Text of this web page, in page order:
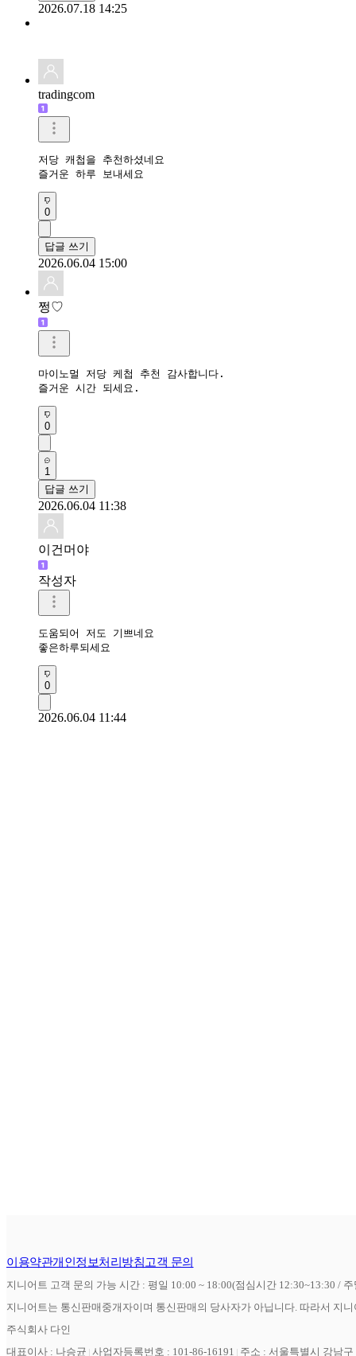
2026.07.18 14:25
tradingcom
저당 캐첩을 추천하셨네요
즐거운 하루 보내세요
0
답글 쓰기
2026.06.04 15:00
쩡♡
마이노멀 저당 케첩 추천 감사합니다.
즐거운 시간 되세요.
0
1
답글 쓰기
2026.06.04 11:38
이건머야
작성자
도움되어 저도 기쁘네요
좋은하루되세요
0
2026.06.04 11:44
이용약관개인정보처리방침고객 문의
지니어트 고객 문의 가능 시간 : 평일 10:00 ~ 18:00(점심시간 12:30~13:30 /
지니어트는 통신판매중개자이며 통신판매의 당사자가 아닙니다. 따라서 지
주식회사 다인
대표이사 : 나승균 사업자등록번호 : 101-86-16191 주소 : 서울특별시 강남